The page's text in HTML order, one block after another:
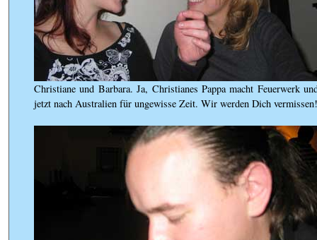
Christiane und Barbara. Ja, Christianes Pappa macht Feuerwerk
jetzt nach Australien für ungewisse Zeit. Wir werden Dich